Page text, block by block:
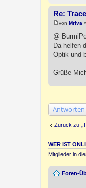
g
Re:
e
t
a
von Mriva »
@
Da helfen
Optik und
Grüße
Antworten
Zurück zu
WER IST
Mitglieder in
Foren-